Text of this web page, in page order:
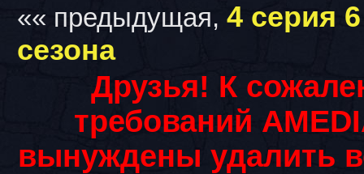
«« предыдущая, 4 серия 6
сезона
Друзья! К
требований
вынуждены удалить